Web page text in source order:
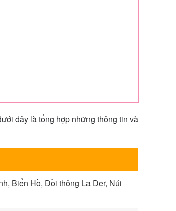
đây là tổng hợp những thông tin và
Biển Hồ, Đồi thông La Der, Núi